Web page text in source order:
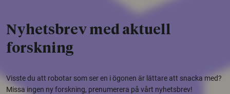
Nyhetsbrev med aktuell
forskning
Visste du att robotar som ser en i ögonen är lättare att snacka med?
Missa ingen ny forskning, prenumerera på vårt nyhetsbrev!